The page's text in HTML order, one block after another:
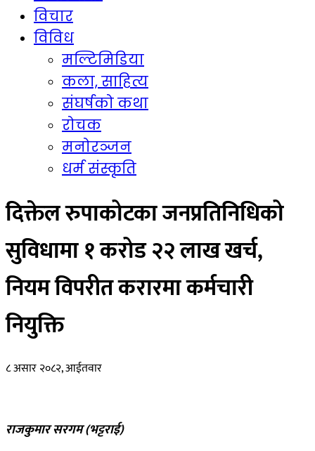
विचार
विविध
मल्टिमिडिया
कला, साहित्य
संघर्षको कथा
रोचक
मनोरञ्जन
धर्म संस्कृति
दिक्तेल रुपाकोटका जनप्रतिनिधिको
सुविधामा १ करोड २२ लाख खर्च,
नियम विपरीत करारमा कर्मचारी
नियुक्ति
८ असार २०८२, आईतवार
राजकुमार सरगम (भट्टराई)